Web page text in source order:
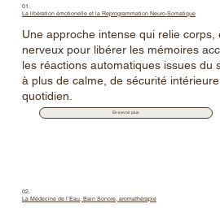
01.
La libération émotionelle et la Reprogrammation Neuro-Somatique
Une approche intense qui relie corps,
nerveux pour libérer les mémoires
les réactions automatiques issues du
à plus de calme, de sécurité
quotidien.
En savoir plus
02.
La Médecine de l’Eau, Bain Sonore, aromathérapie